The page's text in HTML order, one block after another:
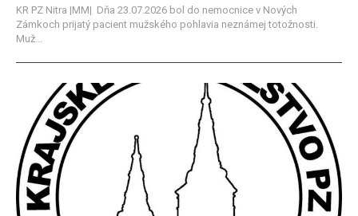
KR PZ Nitra |MM| Dňa 23.07.2026 bol do nemocnice v Nových
Zámkoch prijatý pacient mužského pohlavia neznámej totožnosti.
Muž...